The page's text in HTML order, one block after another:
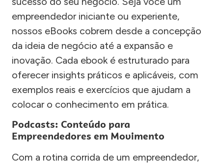
empreendedor iniciante ou experiente,
nossos eBooks cobrem desde a concepção
da ideia de negócio até a expansão e
inovação. Cada ebook é estruturado para
oferecer insights práticos e aplicáveis, com
exemplos reais e exercícios que ajudam a
colocar o conhecimento em prática.
Podcasts: Conteúdo para
Empreendedores em Movimento
Com a rotina corrida de um empreendedor,